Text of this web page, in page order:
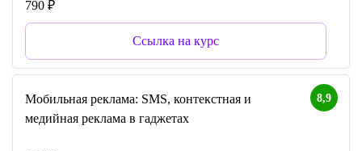
790 ₽
Ссылка на курс
8,9
Мобильная реклама: SMS, контекстная и
медийная реклама в гаджетах